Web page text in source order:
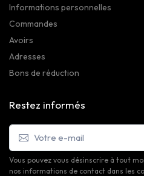
Informations personnelles
Commandes
Avoirs
Adresses
Bons de réduction
Restez informés
Vous pouvez vous désinscrire à tout
nos informations de contact dans les